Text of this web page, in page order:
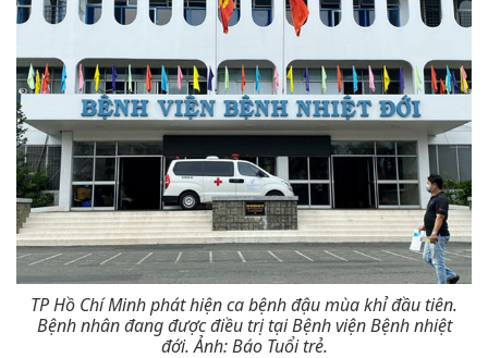
TP Hồ Chí Minh phát hiện ca bệnh đậu mùa khỉ đầu tiên.
Bệnh nhân đang được điều trị tại Bệnh viện Bệnh nhiệt
đới.Ảnh: Báo Tuổi trẻ.